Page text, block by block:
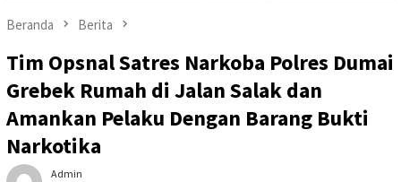
Beranda Berita
Tim Opsnal Satres Narkoba Polres Dumai
Grebek Rumah di Jalan Salak dan
Amankan Pelaku Dengan Barang Bukti
Narkotika
Admin